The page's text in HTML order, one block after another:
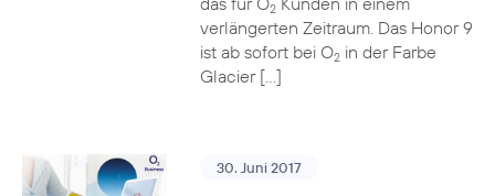
2
verlängerten Zeitraum. Das Honor 9
ist ab sofort bei O2in der Farbe
Glacier […]
30. Juni 2017